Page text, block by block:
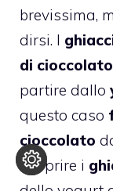
brevissima,
dirsi. I
di cioccolato
partire dallo
questo caso
cioccolato
ricoprire i